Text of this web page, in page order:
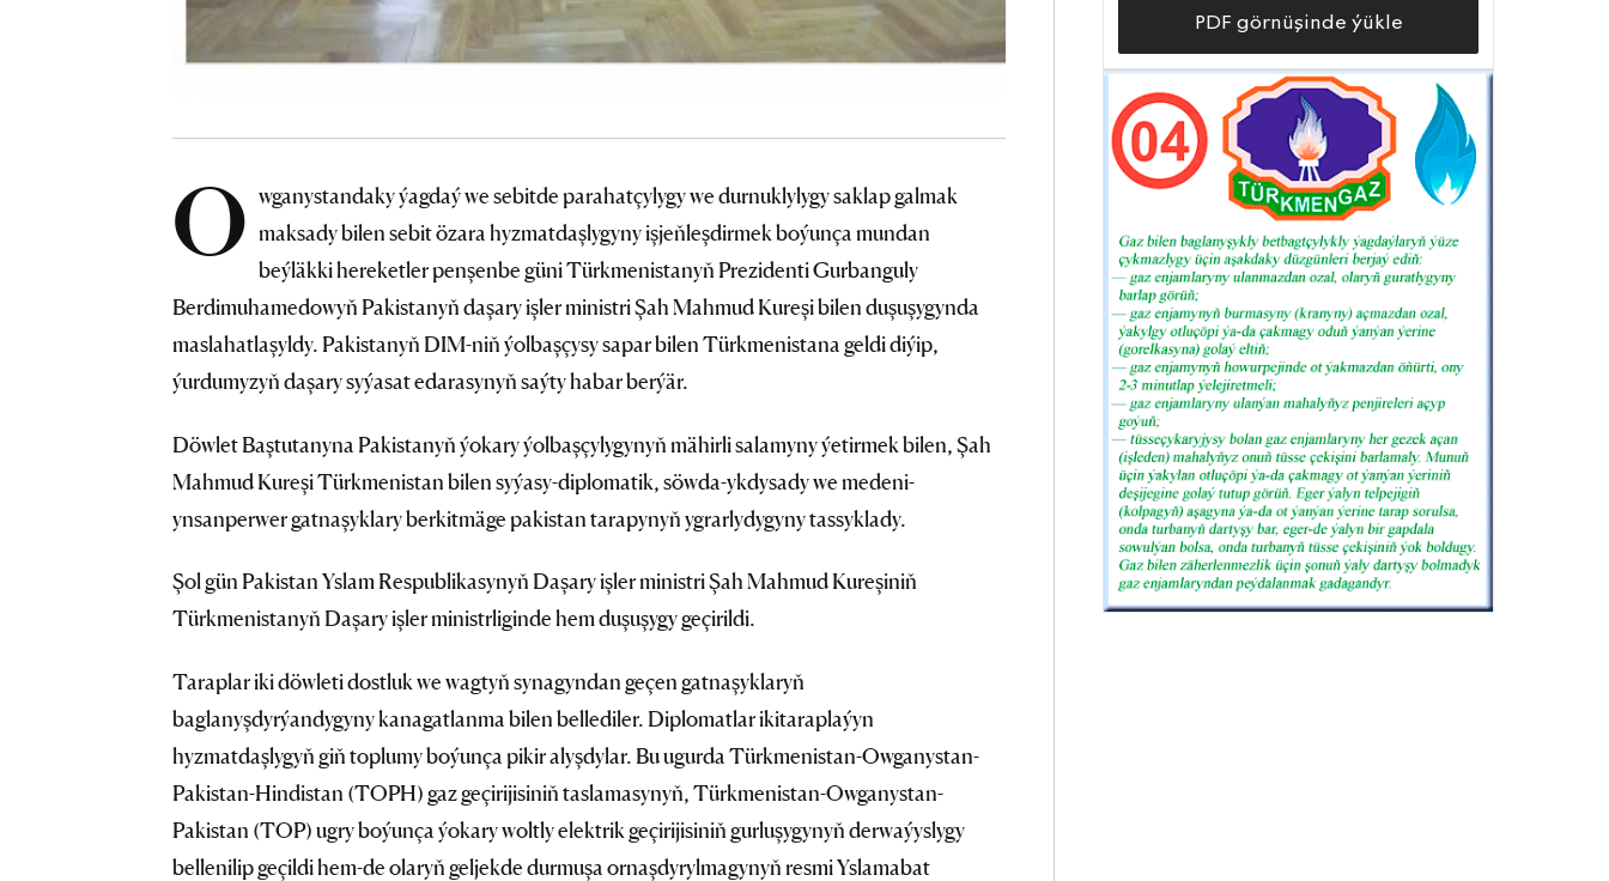
O wganystandaky ýagdaý we sebitde parahatçylygy we durnuklylygy saklap galmak
maksady bilen sebit özara hyzmatdaşlygyny işjeňleşdirmek boýunça mundan
beýläkki hereketler penşenbe güni Türkmenistanyň Prezidenti Gurbanguly
Berdimuhamedowyň Pakistanyň daşary işler ministri Şah Mahmud Kureşi bilen duşuşygynda
maslahatlaşyldy. Pakistanyň DIM-niň ýolbaşçysy sapar bilen Türkmenistana geldi diýip,
ýurdumyzyň daşary syýasat edarasynyň saýty habar berýär.
Döwlet Baştutanyna Pakistanyň ýokary ýolbaşçylygynyň mähirli salamyny ýetirmek bilen, Şah
Mahmud Kureşi Türkmenistan bilen syýasy-diplomatik, söwda-ykdysady we medeni-
ynsanperwer gatnaşyklary berkitmäge pakistan tarapynyň ygrarlydygyny tassyklady.
Şol gün Pakistan Yslam Respublikasynyň Daşary işler ministri Şah Mahmud Kureşiniň
Türkmenistanyň Daşary işler ministrliginde hem duşuşygy geçirildi.
Taraplar iki döwleti dostluk we wagtyň synagyndan geçen gatnaşyklaryň
baglanyşdyrýandygyny kanagatlanma bilen bellediler. Diplomatlar ikitaraplaýyn
hyzmatdaşlygyň giň toplumy boýunça pikir alyşdylar. Bu ugurda Türkmenistan-Owganystan-
Pakistan-Hindistan (TOPH) gaz geçirijisiniň taslamasynyň, Türkmenistan-Owganystan-
Pakistan (TOP) ugry boýunça ýokary woltly elektrik geçirijisiniň gurluşygynyň derwaýyslygy
bellenilip geçildi hem-de olaryň geljekde durmuşa ornaşdyrylmagynyň resmi Yslamabat
PDF görnüşinde ýükle